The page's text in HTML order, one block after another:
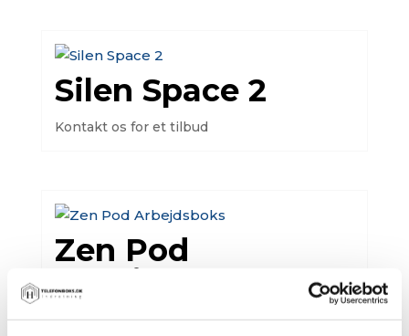
Silen Space 2
Kontakt os for et tilbud
Zen Pod
Arbejdsboks
Kontakt os for et tilbud